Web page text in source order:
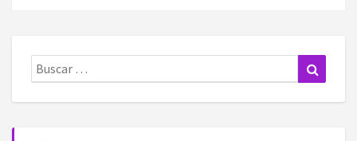
Buscar: